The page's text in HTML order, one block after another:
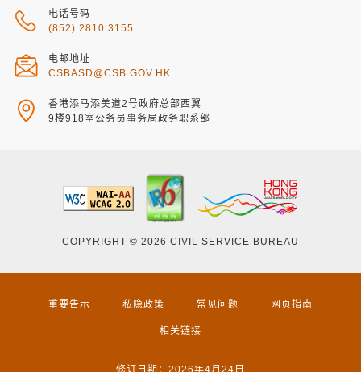
电话号码
(852) 2810 3155
电邮地址
CSBASD@CSB.GOV.HK
香港添马添美道2号政府总部西翼
9楼918室公务员事务局政务职系部
COPYRIGHT © 2026 CIVIL SERVICE BUREAU
重要告示 私隐政策 常见问题 网页指南
相关链接